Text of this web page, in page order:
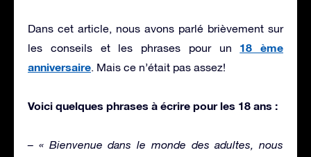
Dans cet article, nous avons parlé brièvement sur
les conseils et les phrases pour un 18 ème
anniversaire. Mais ce n’était pas assez!
Voici quelques phrases à écrire pour les 18 ans :
– « Bienvenue dans le monde des adultes, nous